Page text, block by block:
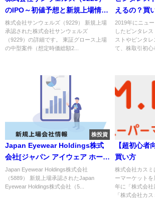
のIPO～初値予想と新規上場情報
～
株式会社サンウェルズ（9229） 新規上場
承認された株式会社サンウェルズ
（9229）の詳細です。 東証グロース上場
の中型案件（想定時価総額2...
えるの？買
2019年にニュ
したピンタレ
ストやピンタ
て、株取引初心
株投資
Japan Eyewear Holdings株式
会社[ジャパン アイウェア ホール
ディングス]（5889）のIPO～初
値予想と新規上場情報～
Japan Eyewear Holdings株式会社
（5889） 新規上場承認されたJapan
Eyewear Holdings株式会社（5...
【超初心者
買い方
株式会社カス
ーマーケットを
年に「株式会社
「株式会社カス